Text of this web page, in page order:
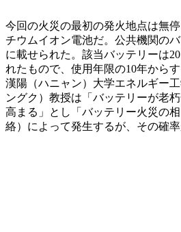
今回の火災の最初の発火地点は無
チウムイオン電池だ。公共機関の
に載せられた。該当バッテリーは
れたもので、使用年限の10年から
漢陽（ハニャン）大学エネルギー
ングク）教授は「バッテリーが老
高まる」とし「バッテリー火災の
絡）によって発生するが、その確